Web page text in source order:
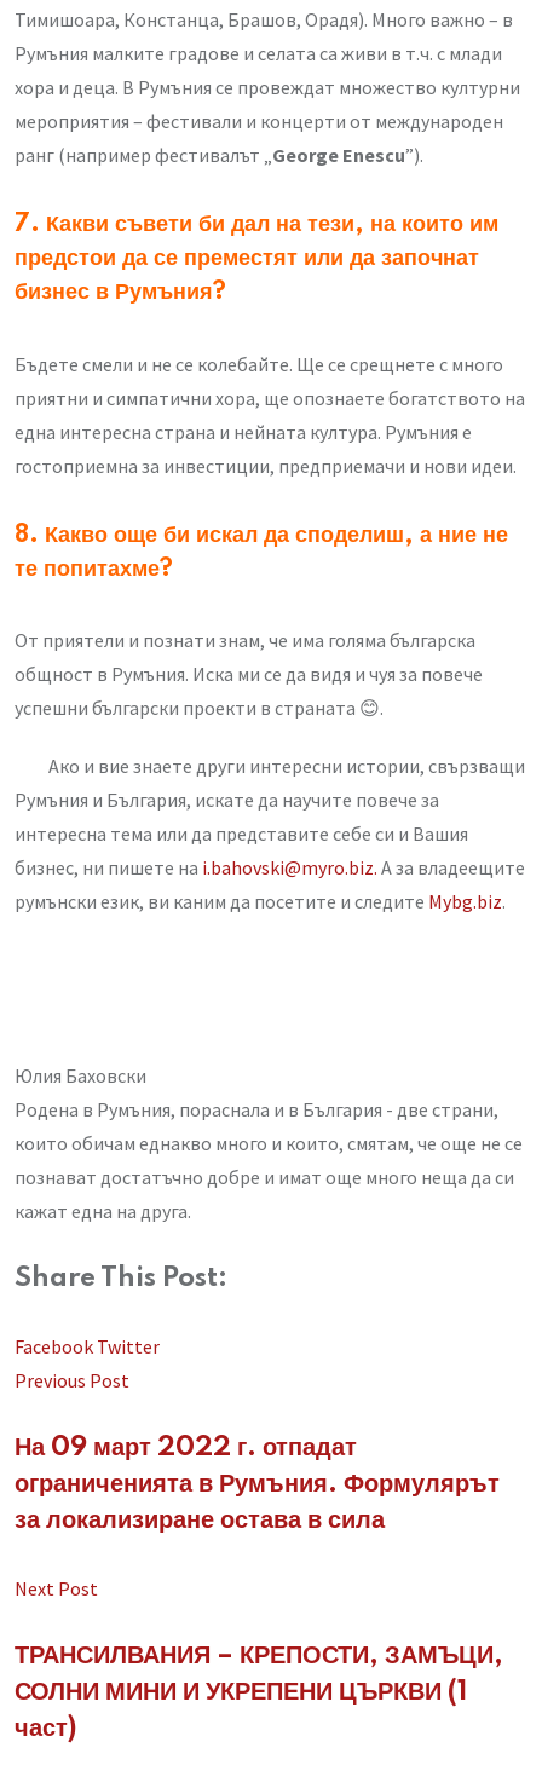
Тимишоара, Констанца, Брашов, Орадя). Много важно – в
Румъния малките градове и селата са живи в т.ч. с млади
хора и деца. В Румъния се провеждат множество културни
мероприятия – фестивали и концерти от международен
ранг (например фестивалът „George Enescu”).
7. Какви съвети би дал на тези, на които им
предстои да се преместят или да започнат
бизнес в Румъния?
Бъдете смели и не се колебайте. Ще се срещнете с много
приятни и симпатични хора, ще опознаете богатството на
една интересна страна и нейната култура. Румъния е
гостоприемна за инвестиции, предприемачи и нови идеи.
8. Какво още би искал да споделиш, а ние не
те попитахме?
От приятели и познати знам, че има голяма българска
общност в Румъния. Иска ми се да видя и чуя за повече
успешни български проекти в страната 😊.
Ако и вие знаете други интересни истории, свързващи
Румъния и България, искате да научите повече за
интересна тема или да представите себе си и Вашия
бизнес, ни пишете на i.bahovski@myro.biz. А за владеещите
румънски език, ви каним да посетите и следите Mybg.biz.
Юлия Баховски
Родена в Румъния, пораснала и в България - две страни,
които обичам еднакво много и които, смятам, че още не се
познават достатъчно добре и имат още много неща да си
кажат една на друга.
Share This Post:
Facebook TwitterLinkedIn
Whatsapp
Share
Previous Post
На 09 март 2022 г. отпадат
ограниченията в Румъния. Формулярът
за локализиране остава в сила
Next Post
ТРАНСИЛВАНИЯ – КРЕПОСТИ, ЗАМЪЦИ,
СОЛНИ МИНИ И УКРЕПЕНИ ЦЪРКВИ (1
част)